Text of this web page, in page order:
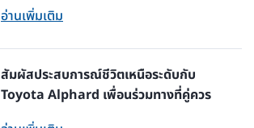
อ่านเพิ่มเติม
สัมผัสประสบการณ์ชีวิตเหนือระดับกับ
Toyota Alphard เพื่อนร่วมทางที่คู่ควร